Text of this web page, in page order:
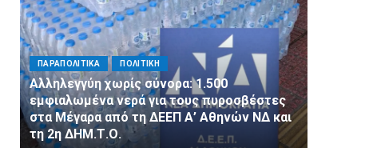
ΠΑΡΑΠΟΛΙΤΙΚΑ ΠΟΛΙΤΙΚΗ
Αλληλεγγύη χωρίς σύνορα: 1.500
εμφιαλωμένα νερά για τους πυροσβέστες
στα Μέγαρα από τη ΔΕΕΠ Α’ Αθηνών ΝΔ και
τη 2η ΔΗΜ.Τ.Ο.